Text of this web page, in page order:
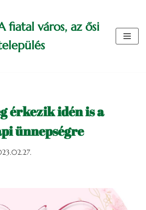
fiatal város, az ősi
érkezik idén is a
ünnepségre